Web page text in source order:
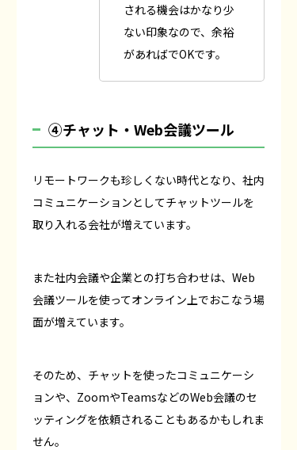
される機会はかなり少
ない印象なので、余裕
があればでOKです。
④チャット・Web会議ツール
リモートワークも珍しくない時代となり、社内
コミュニケーションとしてチャットツールを
取り入れる会社が増えています。
また社内会議や企業との打ち合わせは、Web
会議ツールを使ってオンライン上でおこなう場
面が増えています。
そのため、チャットを使ったコミュニケーシ
ョンや、ZoomやTeamsなどのWeb会議のセ
ッティングを依頼されることもあるかもしれま
せん。